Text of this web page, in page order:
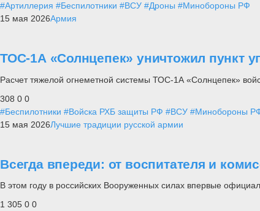
#Артиллерия #Беспилотники #ВСУ #Дроны #Минобороны РФ
15 мая 2026Армия
ТОС-1А «Солнцепек» уничтожил пункт
Расчет тяжелой огнеметной системы ТОС-1А «Солнцепек»
308 0 0
#Беспилотники #Войска РХБ защиты РФ #ВСУ #Минобороны
15 мая 2026Лучшие традиции русской армии
Всегда впереди: от воспитателя и
В этом году в российских Вооруженных силах впервые
1 305 0 0